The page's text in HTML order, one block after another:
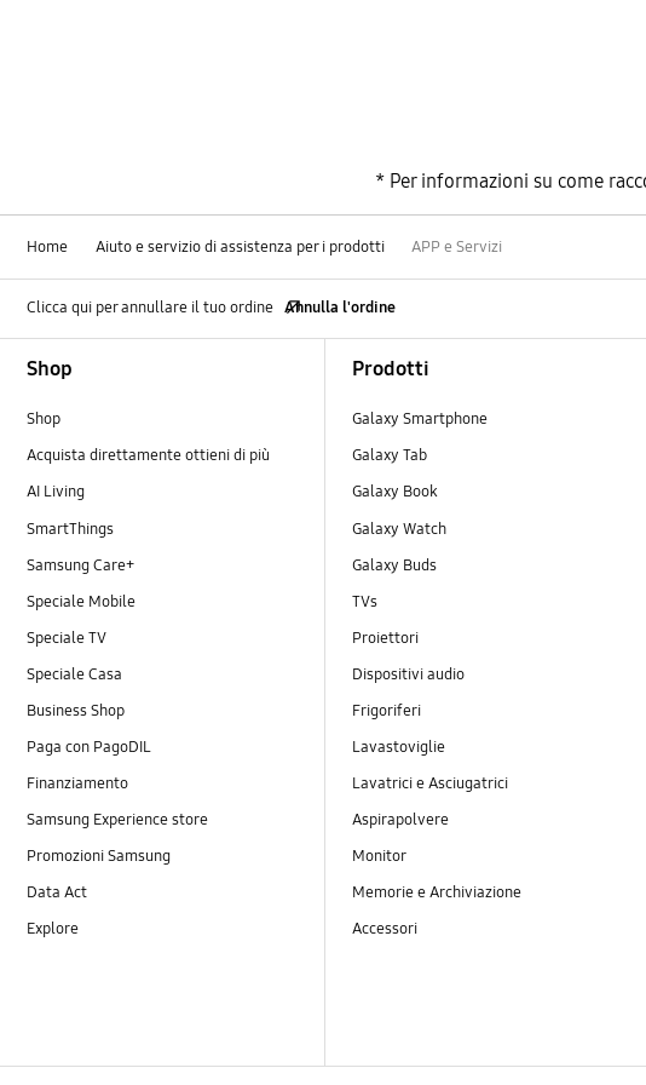
Galaxy SmartTag
Generali
Pagamento
Risoluzione dei problemi
Sicurezza
SmartThings Find
SmartThings Life
Utilizzo
* Per informazioni su come
Home Aiuto e servizio di assistenza per i prodotti APP e Servizi
Clicca qui per annullare il tuo ordine Annulla l'ordine
Shop
Shop
Acquista direttamente ottieni di più
AI Living
SmartThings
Samsung Care+
Speciale Mobile
Speciale TV
Speciale Casa
Business Shop
Paga con PagoDIL
Finanziamento
Samsung Experience store
Promozioni Samsung
Data Act
Explore
Prodotti
Galaxy Smartphone
Galaxy Tab
Galaxy Book
Galaxy Watch
Galaxy Buds
TVs
Proiettori
Dispositivi audio
Frigoriferi
Lavastoviglie
Lavatrici e Asciugatrici
Aspirapolvere
Monitor
Memorie e Archiviazione
Accessori